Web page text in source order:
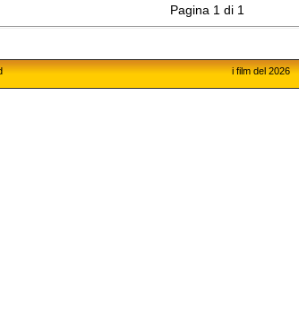
Pagina 1 di 1
i film del 2026